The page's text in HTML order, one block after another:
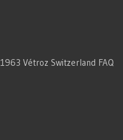
1963 Vétroz Switzerland FAQ